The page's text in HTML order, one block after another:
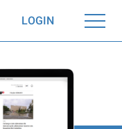
LOGIN